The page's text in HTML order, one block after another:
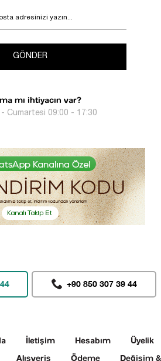
GÖNDER
mı ihtiyacın var?
Cumartesi 09:00 - 17:30
+90 850 307 39 44
İletişim Hesabım Üyelik
Alışveriş Ödeme Değişim